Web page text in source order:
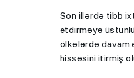
Son illərdə tibb
etdirməyə
ölkələrdə davam
hissəsini itirmiş